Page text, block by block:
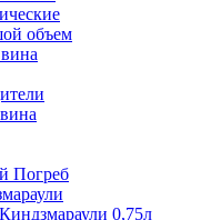
объем
Погреб
Киндзмараули 0,75л